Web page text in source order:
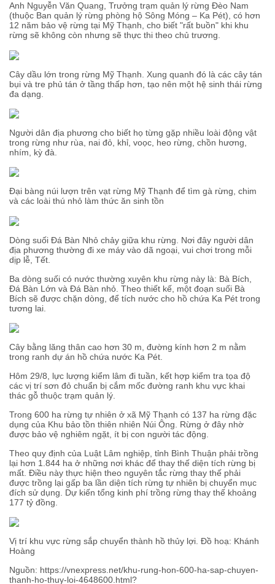
Anh Nguyễn Văn Quang, Trưởng trạm quản lý rừng Đèo Nam
(thuộc Ban quản lý rừng phòng hộ Sông Móng – Ka Pét), có hơn
12 năm bảo vệ rừng tại Mỹ Thạnh, cho biết "rất buồn" khi khu
rừng sẽ không còn nhưng sẽ thực thi theo chủ trương.
Cây dầu lớn trong rừng Mỹ Thạnh. Xung quanh đó là các cây tán
bụi và tre phủ tán ở tầng thấp hơn, tạo nên một hệ sinh thái rừng
đa dạng.
Người dân địa phương cho biết họ từng gặp nhiều loài động vật
trong rừng như rùa, nai đỏ, khỉ, voọc, heo rừng, chồn hương,
nhím, kỳ đà.
Đại bàng núi lượn trên vạt rừng Mỹ Thạnh để tìm gà rừng, chim
và các loài thú nhỏ làm thức ăn sinh tồn
Dòng suối Đá Bàn Nhỏ chảy giữa khu rừng. Nơi đây người dân
địa phương thường đi xe máy vào dã ngoại, vui chơi trong mỗi
dịp lễ, Tết.
Ba dòng suối có nước thường xuyên khu rừng này là: Bà Bích,
Đá Bàn Lớn và Đá Bàn nhỏ. Theo thiết kế, một đoạn suối Bà
Bích sẽ được chặn dòng, để tích nước cho hồ chứa Ka Pét trong
tương lai.
Cây bằng lăng thân cao hơn 30 m, đường kính hơn 2 m nằm
trong ranh dự án hồ chứa nước Ka Pét.
Hôm 29/8, lực lượng kiểm lâm đi tuần, kết hợp kiểm tra tọa độ
các vị trí sơn đỏ chuẩn bị cắm mốc đường ranh khu vực khai
thác gỗ thuộc trạm quản lý.
Trong 600 ha rừng tự nhiên ở xã Mỹ Thạnh có 137 ha rừng đặc
dụng của Khu bảo tồn thiên nhiên Núi Ông. Rừng ở đây nhờ
được bảo vệ nghiêm ngặt, ít bị con người tác động.
Theo quy định của Luật Lâm nghiệp, tỉnh Bình Thuận phải trồng
lại hơn 1.844 ha ở những nơi khác để thay thế diện tích rừng bị
mất. Điều này thực hiện theo nguyên tắc rừng thay thế phải
được trồng lại gấp ba lần diện tích rừng tự nhiên bị chuyển mục
đích sử dụng. Dự kiến tổng kinh phí trồng rừng thay thế khoảng
177 tỷ đồng.
Vị trí khu vực rừng sắp chuyển thành hồ thủy lợi. Đồ hoạ: Khánh
Hoàng
Nguồn: https://vnexpress.net/khu-rung-hon-600-ha-sap-chuyen-
thanh-ho-thuy-loi-4648600.html?